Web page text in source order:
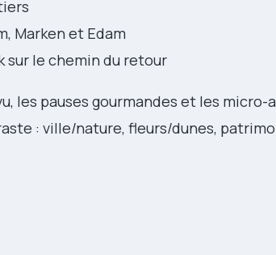
Marken et Edam
sur le chemin du retour
les pauses gourmandes et les micro-
: ville/nature, fleurs/dunes,